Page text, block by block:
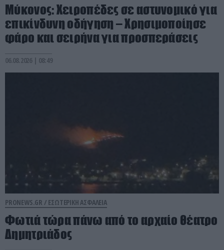
Μύκονος: Χειροπέδες σε αστυνομικό για
επικίνδυνη οδήγηση – Χρησιμοποίησε
φάρο και σειρήνα για προσπεράσεις
06.08.2026 | 08:49
PRONEWS.GR / ΕΣΩΤΕΡΙΚΗ ΑΣΦΑΛΕΙΑ
Φωτιά τώρα πάνω από το αρχαίο θέατρο
Δημητριάδος